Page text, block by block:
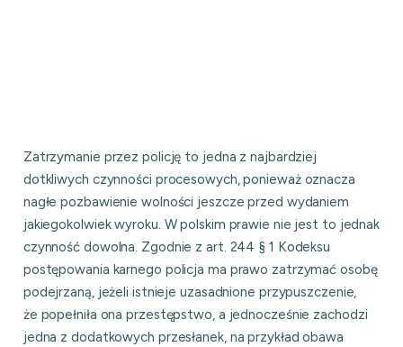
Zatrzymanie przez policję to jedna z najbardziej
dotkliwych czynności procesowych, ponieważ oznacza
nagłe pozbawienie wolności jeszcze przed wydaniem
jakiegokolwiek wyroku. W polskim prawie nie jest to jednak
czynność dowolna. Zgodnie z art. 244 § 1 Kodeksu
postępowania karnego policja ma prawo zatrzymać osobę
podejrzaną, jeżeli istnieje uzasadnione przypuszczenie,
że popełniła ona przestępstwo, a jednocześnie zachodzi
jedna z dodatkowych przesłanek, na przykład obawa